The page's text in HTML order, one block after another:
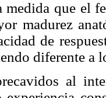
medida que el
madurez
de
diferente a
al